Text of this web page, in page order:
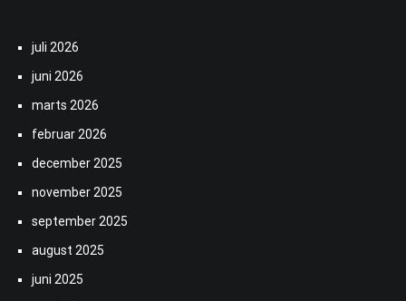
juli 2026
juni 2026
marts 2026
februar 2026
december 2025
november 2025
september 2025
august 2025
juni 2025